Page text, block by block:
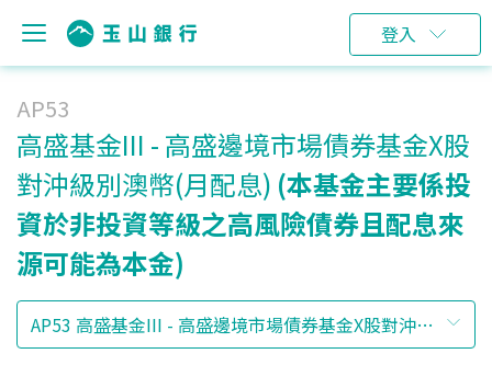
登入
AP53
高盛基金III - 高盛邊境市場債券基金X股
對沖級別澳幣(月配息) (本基金主要係投
資於非投資等級之高風險債券且配息來
源可能為本金)